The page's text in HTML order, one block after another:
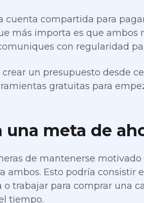
cuenta compartida para
más importa es que
con regularidad
un presupuesto desde
gratuitas para
una meta de
de mantenerse
ambos. Esto podría consistir
trabajar para comprar una
tiempo.